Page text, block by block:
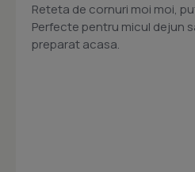
Reteta de cornuri moi moi,
Perfecte pentru micul dejun
preparat acasa.